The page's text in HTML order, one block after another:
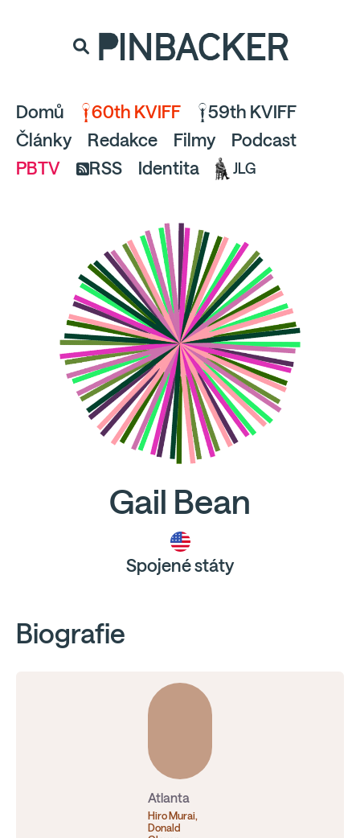
a pusťte se do čtení.
PINBACKER
Domů 60th KVIFF
59th KVIFF
Články
Redakce Filmy
Podcast
PBTV
RSS Identita JLG
Gail Bean
Spojené státy
Biografie
Atlanta
Hiro Murai,
Donald